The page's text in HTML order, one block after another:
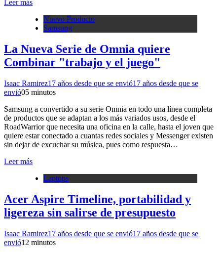
Leer más
Nuevo Producto
Samsung
La Nueva Serie de Omnia quiere
Combinar "trabajo y el juego"
Isaac Ramirez17 años desde que se envió17 años desde que se
envió05 minutos
Samsung a convertido a su serie Omnia en todo una línea completa
de productos que se adaptan a los más variados usos, desde el
RoadWarrior que necesita una oficina en la calle, hasta el joven que
quiere estar conectado a cuantas redes sociales y Messenger existen
sin dejar de excuchar su música, pues como respuesta…
Leer más
Laptops
Acer Aspire Timeline, portabilidad y
ligereza sin salirse de presupuesto
Isaac Ramirez17 años desde que se envió17 años desde que se
envió1 2 minutos